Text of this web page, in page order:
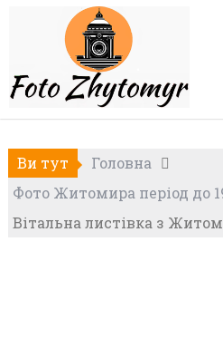
Ви тут
Головна
Фото Житомира період до
Вітальна листівка з